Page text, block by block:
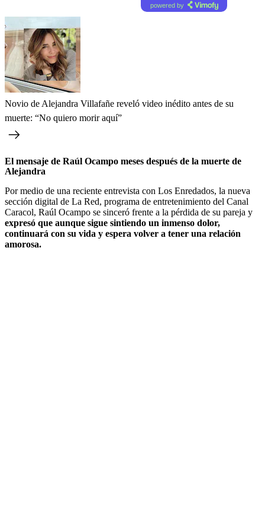
powered by
Novio de Alejandra Villafañe reveló video inédito antes de su
muerte: “No quiero morir aquí”
El mensaje de Raúl Ocampo meses después de la muerte de
Alejandra
Por medio de una reciente entrevista con Los Enredados, la nueva
sección digital de La Red, programa de entretenimiento del Canal
Caracol, Raúl Ocampo se sinceró frente a la pérdida de su pareja y
expresó que aunque sigue sintiendo un inmenso dolor,
continuará con su vida y espera volver a tener una relación
amorosa.